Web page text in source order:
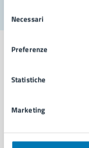
delNecessari
Preferenze
Statistiche
Marketing
Comune di
AMMINISTRAZIONE
Organi di governo